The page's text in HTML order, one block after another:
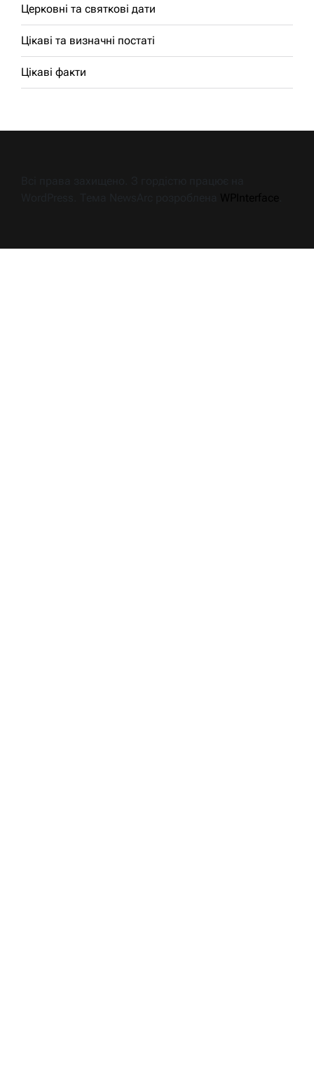
Церковні та святкові дати
Цікаві та визначні постаті
Цікаві факти